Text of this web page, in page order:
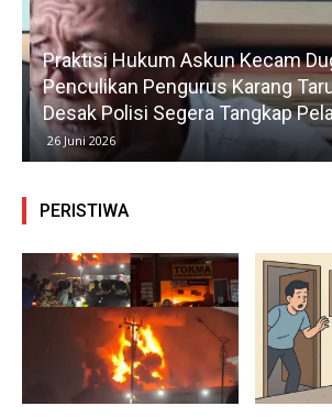
Praktisi Hukum Askun Kecam
Penculikan Pengurus Karang
Desak Polisi Segera Tangkap
26 Juni 2026
PERISTIWA